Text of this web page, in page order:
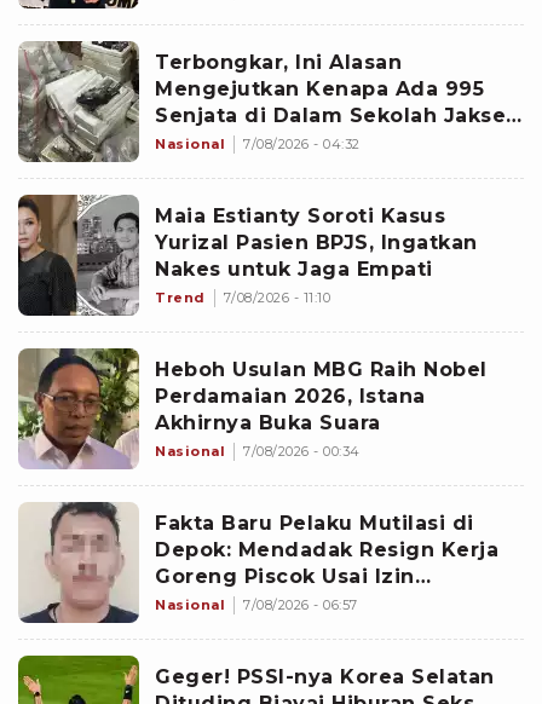
Terbongkar, Ini Alasan
Mengejutkan Kenapa Ada 995
Senjata di Dalam Sekolah Jaksel
Sejak 2020
Nasional 7/08/2026 - 04:32
Maia Estianty Soroti Kasus
Yurizal Pasien BPJS, Ingatkan
Nakes untuk Jaga Empati
Trend 7/08/2026 - 11:10
Heboh Usulan MBG Raih Nobel
Perdamaian 2026, Istana
Akhirnya Buka Suara
Nasional 7/08/2026 - 00:34
Fakta Baru Pelaku Mutilasi di
Depok: Mendadak Resign Kerja
Goreng Piscok Usai Izin
Interview di Mal
Nasional 7/08/2026 - 06:57
Geger! PSSI-nya Korea Selatan